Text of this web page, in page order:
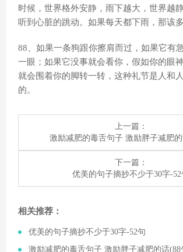
时候，世界格外安静，雨下越大，世界越
听到心脏的跳动。如果每天都下雨，那该多
88、如果一条狗跟你擦肩而过，如果它有
一眼；如果它没事就会看你，假如你的眼
就会围着你的脚转一转，这种礼节是人和
的。
上一篇：
激励减肥的毒舌句子 激励胖子减肥
下一篇：
优美的句子摘抄不少于30字-52
相关推荐：
​优美的句子摘抄不少于30字-52句
激励减肥的毒舌句子 激励胖子减肥的话(88